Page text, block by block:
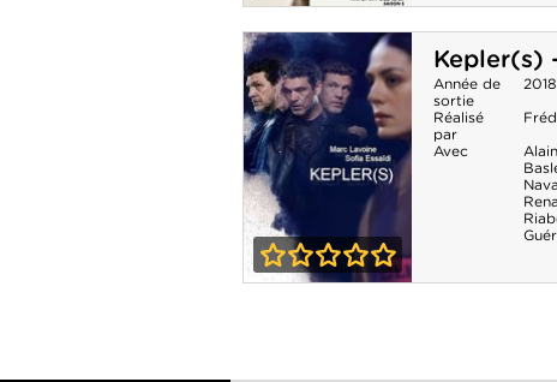
Le Bureau des
Légendes -
Saison 5
Kepler(s)
Année de
sortie
2018
Réalisé
par
Avec